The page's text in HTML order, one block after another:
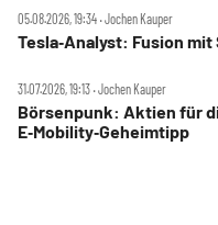
05.08.2026, 19:34 ‧ Jochen Kauper
Tesla‑Analyst: Fusion
31.07.2026, 19:13 ‧ Jochen Kauper
Börsenpunk: Aktien für
E‑Mobility‑Geheimtipp